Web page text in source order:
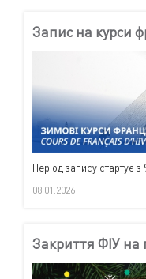
Запис на курси
Період запису стартує з
08.01.2026
Закриття ФІУ на